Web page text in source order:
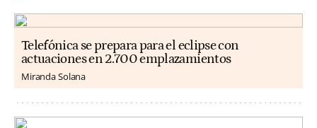
Telefónica se prepara para el eclipse con
actuaciones en 2.700 emplazamientos
Miranda Solana